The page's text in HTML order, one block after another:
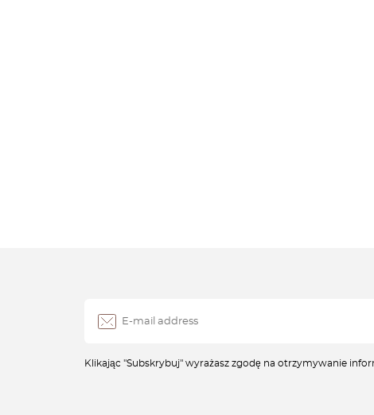
Klikając "Subskrybuj" wyrażasz zgodę na otrzymywanie